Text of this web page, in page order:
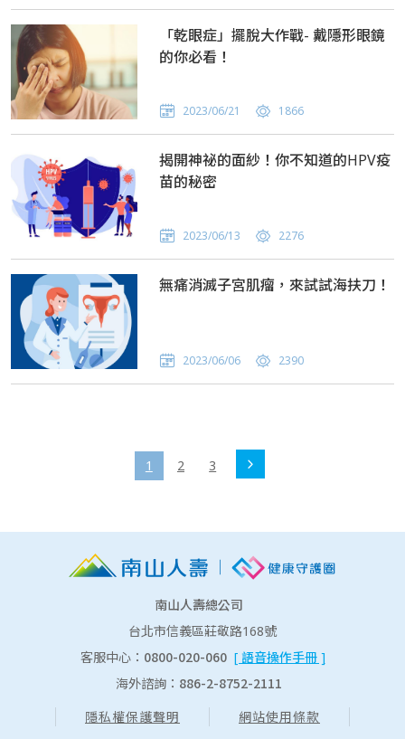
「乾眼症」擺脫大作戰- 戴隱形眼鏡
的你必看！
2023/06/21 1866
揭開神祕的面紗！你不知道的HPV疫
苗的秘密
2023/06/13 2276
無痛消滅子宮肌瘤，來試試海扶刀！
2023/06/06 2390
1 2 3
南山人壽總公司
台北市信義區莊敬路168號
客服中心： 0800-020-060 [ 語音操作手冊 ]
海外諮詢： 886-2-8752-2111
隱私權保護聲明 網站使用條款